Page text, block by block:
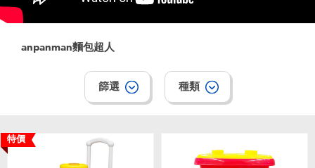
遊戲及拼圖系列
戶外及運動用品
派對用品
LEGO樂高
Fuggler
Tomica多美
anpanman麵包超人
篩選 種類
特價